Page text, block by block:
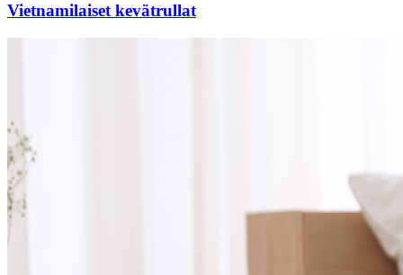
Vietnamilaiset kevätrullat